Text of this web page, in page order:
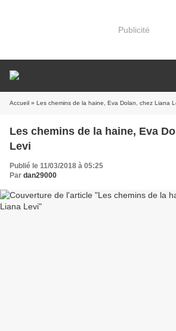
Publicité
Accueil » Les chemins de la haine, Eva Dolan, chez Liana
Les chemins de la haine, Eva
Levi
Publié le 11/03/2018 à 05:25
Par dan29000